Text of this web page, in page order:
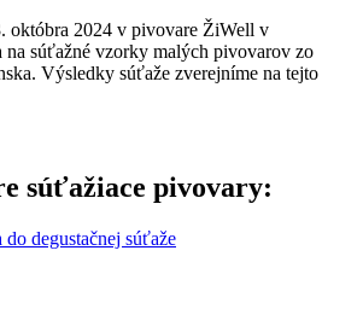
októbra 2024 v pivovare ŽiWell v
na súťažné vzorky malých pivovarov zo
Výsledky súťaže zverejníme na tejto
súťažiace pivovary:
degustačnej súťaže